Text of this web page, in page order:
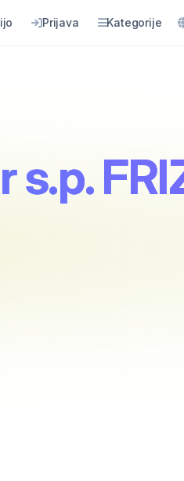
Prijava Kategorije